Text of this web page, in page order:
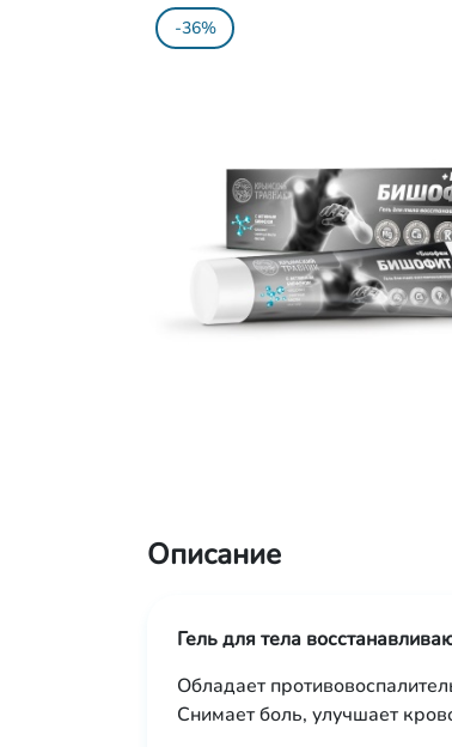
-36%
Описание
Гель для тела
Обладает
Снимает боль, улучшает